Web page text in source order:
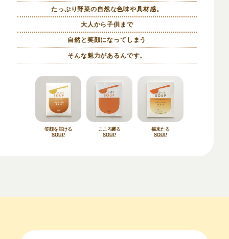
たっぷり野菜の自然な色味や具材感。
大人から子供まで
自然と笑顔になってしまう
そんな魅力があるんです。
笑顔を届ける
SOUP
こころ躍る
SOUP
福来たる
SOUP